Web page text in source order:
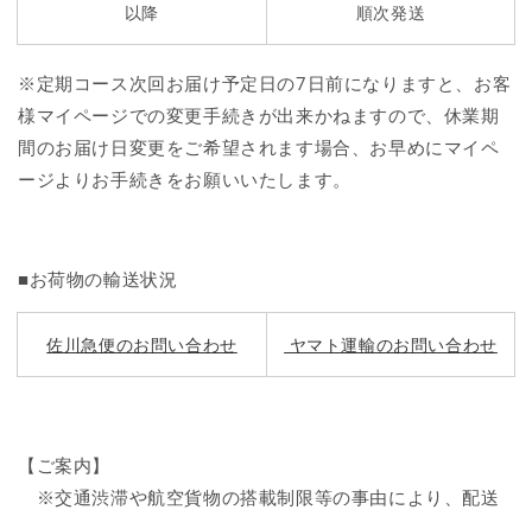
以降
順次発送
※定期コース次回お届け予定日の7日前になりますと、お客
様マイページでの変更手続きが出来かねますので、休業期
間のお届け日変更をご希望されます場合、お早めにマイペ
ージよりお手続きをお願いいたします。
■お荷物の輸送状況
佐川急便のお問い合わせ ヤマト運輸のお問い合わせ
【ご案内】
※交通渋滞や航空貨物の搭載制限等の事由により、配送